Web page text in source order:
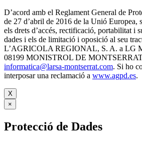
D’acord amb el Reglament General de
de 27 d’abril de 2016 de la Unió Europea,
els drets d’accés, rectificació, portabilitat i
dades i els de limitació i oposició al seu
L’AGRICOLA REGIONAL, S. A. a LG
08199 MONISTROL DE
informatica@larsa-montserrat.com. Si ho
interposar una reclamació a www.agpd.es.
X
×
Protecció de Dades